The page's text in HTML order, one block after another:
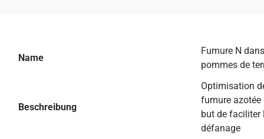
Name
Fumure N
pommes de
Beschreibung
Optimisation
fumure azotée
but de faciliter
défanage